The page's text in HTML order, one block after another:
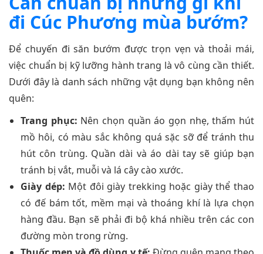
đi Cúc Phương mùa bướm?
Để chuyến đi săn bướm được trọn vẹn và thoải mái,
việc chuẩn bị kỹ lưỡng hành trang là vô cùng cần thiết.
Dưới đây là danh sách những vật dụng bạn không nên
quên:
Trang phục: Nên chọn quần áo gọn nhẹ, thấm hút
mồ hôi, có màu sắc không quá sặc sỡ để tránh thu
hút côn trùng. Quần dài và áo dài tay sẽ giúp bạn
tránh bị vắt, muỗi và lá cây cào xước.
Giày dép: Một đôi giày trekking hoặc giày thể thao
có đế bám tốt, mềm mại và thoáng khí là lựa chọn
hàng đầu. Bạn sẽ phải đi bộ khá nhiều trên các con
đường mòn trong rừng.